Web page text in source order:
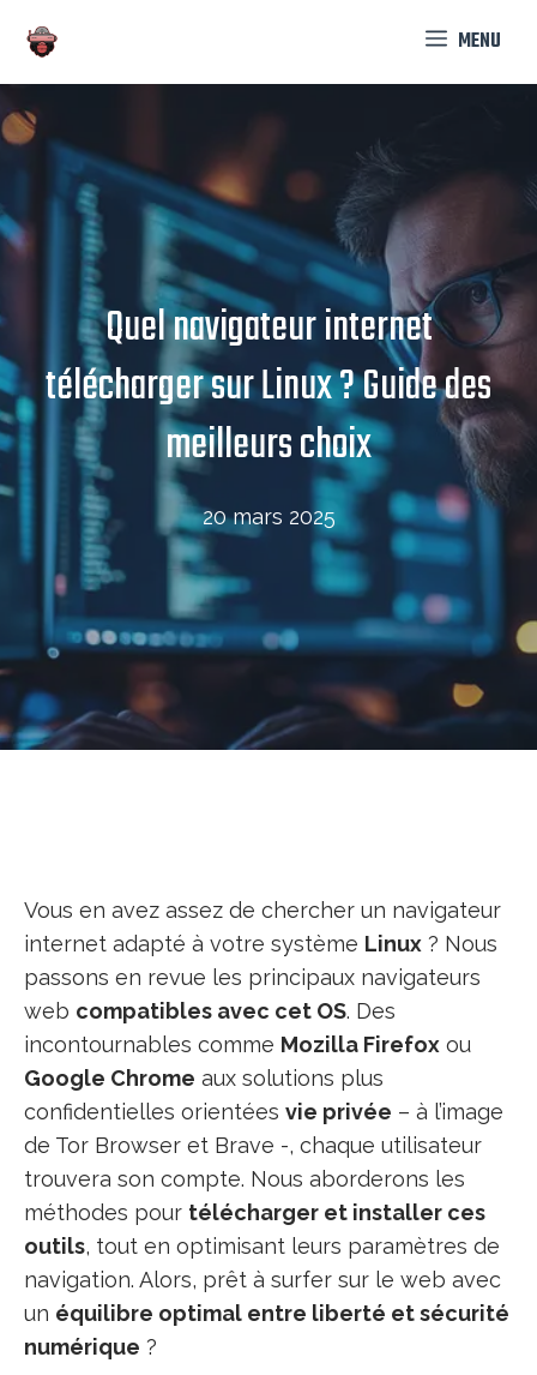
contenu
MENU
Quel navigateur internet
télécharger sur Linux ? Guide des
meilleurs choix
20 mars 2025
Vous en avez assez de chercher un navigateur
internet adapté à votre système Linux ? Nous
passons en revue les principaux navigateurs
web compatibles avec cet OS. Des
incontournables comme Mozilla Firefox ou
Google Chrome aux solutions plus
confidentielles orientées vie privée – à l’image
de Tor Browser et Brave -, chaque utilisateur
trouvera son compte. Nous aborderons les
méthodes pour télécharger et installer ces
outils, tout en optimisant leurs paramètres de
navigation. Alors, prêt à surfer sur le web avec
un équilibre optimal entre liberté et sécurité
numérique ?